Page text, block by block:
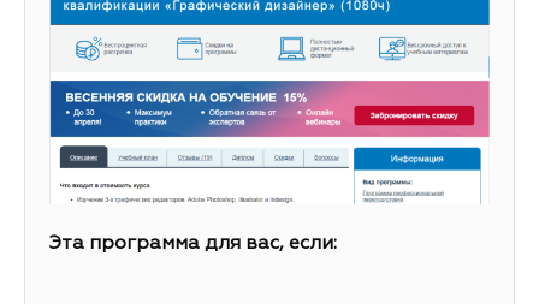
Эта программа для вас, если: